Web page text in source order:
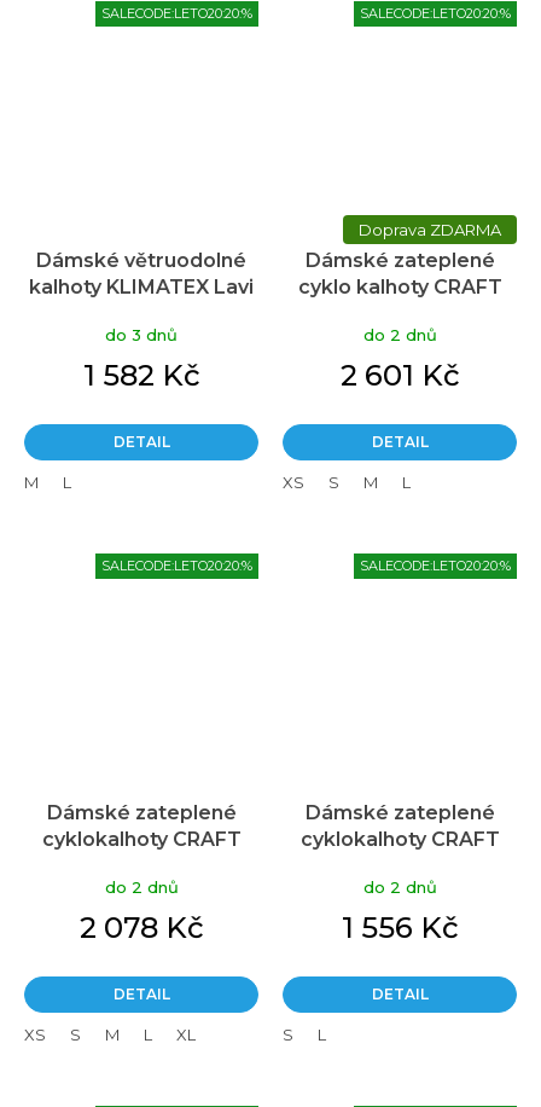
SALECODE:LETO20:20:%
Dámské větruodolné
kalhoty KLIMATEX Lavi
do 3 dnů
1 582 Kč
DETAIL
M L
SALECODE:LETO20:20:%
ZDARMA
Dámské zateplené
cyklo kalhoty CRAFT
Tights (C2) černé
do 2 dnů
2 601 Kč
DETAIL
XS S M L
SALECODE:LETO20:20:%
Dámské zateplené
cyklokalhoty CRAFT
Bib Tights (C2) černé
do 2 dnů
2 078 Kč
DETAIL
XS S M L XL
SALECODE:LETO20:20:%
Dámské zateplené
cyklokalhoty CRAFT
(C3) černé
do 2 dnů
1 556 Kč
DETAIL
S L